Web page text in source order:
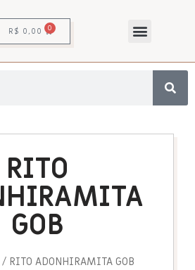
R$ 0,00 0
RITO
GOB
/ RITO ADONHIRAMITA GOB